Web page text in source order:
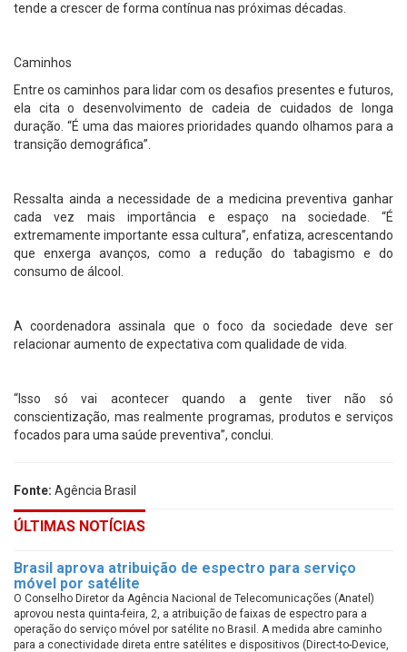
tende a crescer de forma contínua nas próximas décadas.
Caminhos
Entre os caminhos para lidar com os desafios presentes e futuros,
ela cita o desenvolvimento de cadeia de cuidados de longa
duração. “É uma das maiores prioridades quando olhamos para a
transição demográfica”.
Ressalta ainda a necessidade de a medicina preventiva ganhar
cada vez mais importância e espaço na sociedade. “É
extremamente importante essa cultura”, enfatiza, acrescentando
que enxerga avanços, como a redução do tabagismo e do
consumo de álcool.
A coordenadora assinala que o foco da sociedade deve ser
relacionar aumento de expectativa com qualidade de vida.
“Isso só vai acontecer quando a gente tiver não só
conscientização, mas realmente programas, produtos e serviços
focados para uma saúde preventiva”, conclui.
Fonte: Agência Brasil
ÚLTIMAS NOTÍCIAS
Brasil aprova atribuição de espectro para serviço
móvel por satélite
O Conselho Diretor da Agência Nacional de Telecomunicações (Anatel)
aprovou nesta quinta-feira, 2, a atribuição de faixas de espectro para a
operação do serviço móvel por satélite no Brasil. A medida abre caminho
para a conectividade direta entre satélites e dispositivos (Direct-to-Device,